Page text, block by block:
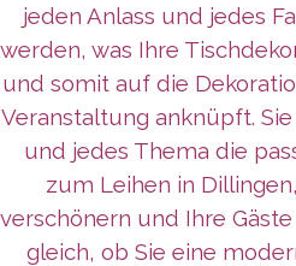
jeden Anlass und jedes
werden, was Ihre
und somit auf die
Veranstaltung anknüpft.
und jedes Thema die
zum Leihen in
verschönern und Ihre
gleich, ob Sie eine